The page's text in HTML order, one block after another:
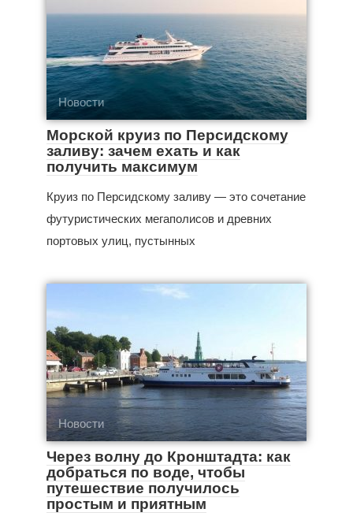
Новости
Морской круиз по Персидскому
заливу: зачем ехать и как
получить максимум
Круиз по Персидскому заливу — это сочетание
футуристических мегаполисов и древних
портовых улиц, пустынных
Новости
Через волну до Кронштадта: как
добраться по воде, чтобы
путешествие получилось
простым и приятным